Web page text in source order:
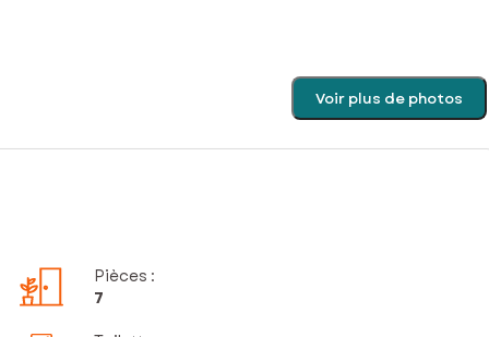
Voir plus de photos
Pièces :
7